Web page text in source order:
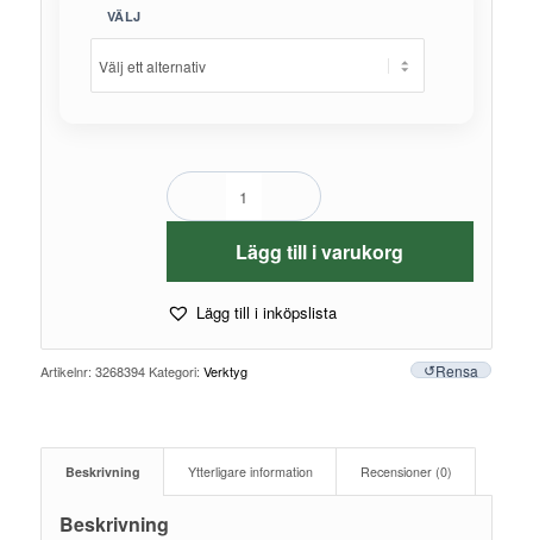
VÄLJ
Rensa
Lägg till i varukorg
Lägg till i inköpslista
Artikelnr: 3268394 Kategori: Verktyg
Beskrivning Ytterligare information Recensioner (0)
Beskrivning